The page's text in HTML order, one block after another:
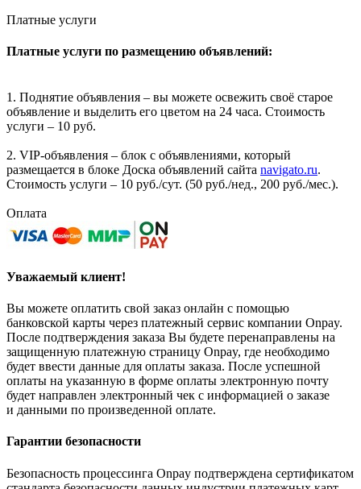
Платные услуги
Платные услуги по размещению объявлений:
1. Поднятие объявления – вы можете освежить своё старое
объявление и выделить его цветом на 24 часа. Стоимость
услуги – 10 руб.
2. VIP-объявления – блок с объявлениями, который
размещается в блоке Доска объявлений сайта navigato.ru.
Стоимость услуги – 10 руб./сут. (50 руб./нед., 200 руб./мес.).
Оплата
Уважаемый клиент!
Вы можете оплатить свой заказ онлайн с помощью
банковской карты через платежный сервис компании Onpay.
После подтверждения заказа Вы будете перенаправлены на
защищенную платежную страницу Onpay, где необходимо
будет ввести данные для оплаты заказа. После успешной
оплаты на указанную в форме оплаты электронную почту
будет направлен электронный чек с информацией о заказе
и данными по произведенной оплате.
Гарантии безопасности
Безопасность процессинга Onpay подтверждена сертификатом